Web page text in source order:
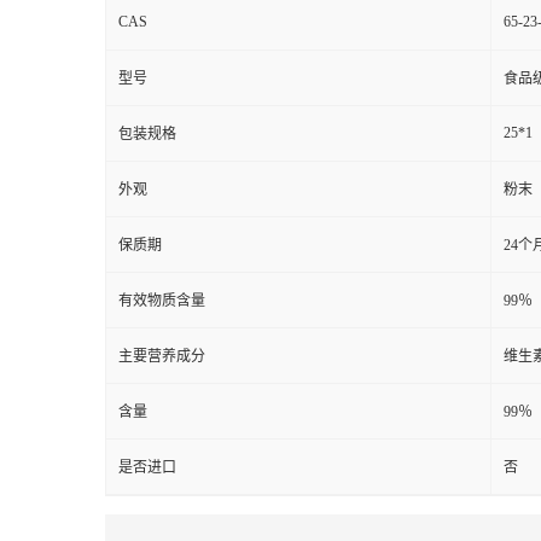
CAS 65-
型号 食品
包装规格 25*1
外观 粉末
保质期 24个
有效物质含量 99％
主要营养成分 维生
含量 99％
是否进口 否